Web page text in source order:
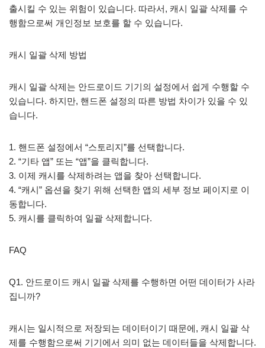
출시킬 수 있는 위험이 있습니다. 따라서, 캐시 일괄 삭제를 수
행함으로써 개인정보 보호를 할 수 있습니다.
캐시 일괄 삭제 방법
캐시 일괄 삭제는 안드로이드 기기의 설정에서 쉽게 수행할 수
있습니다. 하지만, 핸드폰 설정의 따른 방법 차이가 있을 수 있
습니다.
1. 핸드폰 설정에서 “스토리지”를 선택합니다.
2. “기타 앱” 또는 “앱”을 클릭합니다.
3. 이제 캐시를 삭제하려는 앱을 찾아 선택합니다.
4. “캐시” 옵션을 찾기 위해 선택한 앱의 세부 정보 페이지로 이
동합니다.
5. 캐시를 클릭하여 일괄 삭제합니다.
FAQ
Q1. 안드로이드 캐시 일괄 삭제를 수행하면 어떤 데이터가 사라
집니까?
캐시는 일시적으로 저장되는 데이터이기 때문에, 캐시 일괄 삭
제를 수행함으로써 기기에서 의미 없는 데이터들을 삭제합니다.